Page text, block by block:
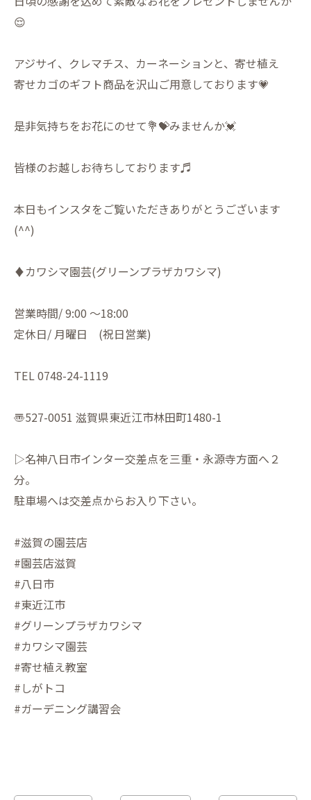
😌
アジサイ、クレマチス、カーネーションと、寄せ植え
寄せカゴのギフト商品を沢山ご用意しております💗
是非気持ちをお花にのせて💐💝みませんか💓
皆様のお越しお待ちしております♬
本日もインスタをご覧いただきありがとうございます
(^^)
♦︎カワシマ園芸(グリーンプラザカワシマ)
営業時間/ 9:00 〜18:00
定休日/ 月曜日 (祝日営業)
TEL 0748-24-1119
〠527-0051 滋賀県東近江市林田町1480-1
▷名神八日市インター交差点を三重・永源寺方面へ２
分。
駐車場へは交差点からお入り下さい。
#滋賀の園芸店
#園芸店滋賀
#八日市
#東近江市
#グリーンプラザカワシマ
#カワシマ園芸
#寄せ植え教室
#しがトコ
#ガーデニング講習会